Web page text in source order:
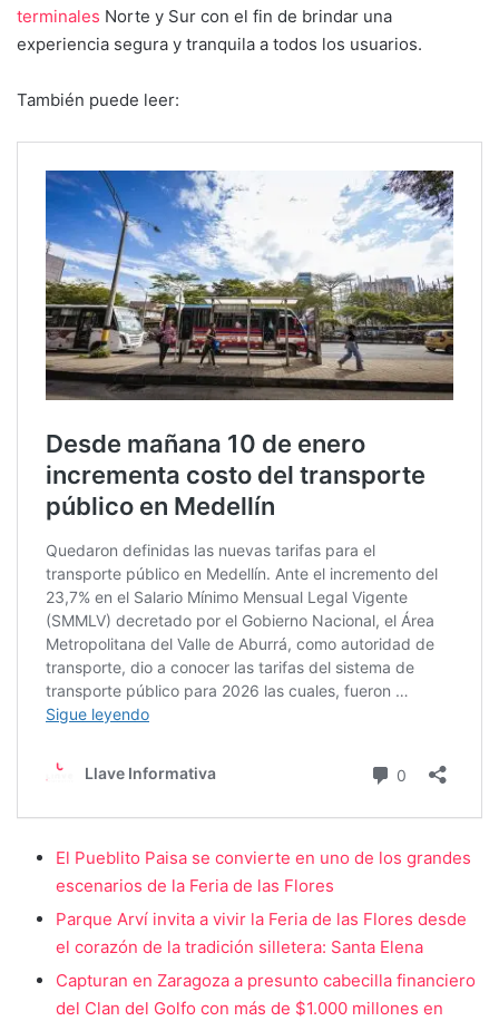
terminales Norte y Sur con el fin de brindar una
experiencia segura y tranquila a todos los usuarios.
También puede leer:
El Pueblito Paisa se convierte en uno de los grandes
escenarios de la Feria de las Flores
Parque Arví invita a vivir la Feria de las Flores desde
el corazón de la tradición silletera: Santa Elena
Capturan en Zaragoza a presunto cabecilla financiero
del Clan del Golfo con más de $1.000 millones en